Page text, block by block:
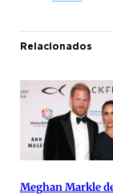
Relacionados
Meghan Markle